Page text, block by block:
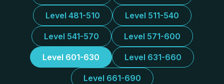
Level 481-510 Level 511-540
Level 541-570 Level 571-600
Level 601-630 Level 631-660
Level 661-690